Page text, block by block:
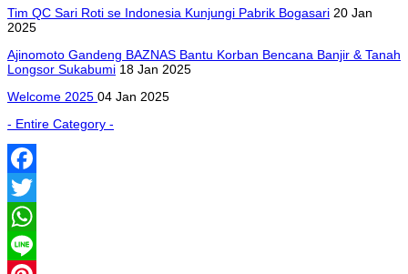
Tim QC Sari Roti se Indonesia Kunjungi Pabrik Bogasari 20 Jan
2025
Ajinomoto Gandeng BAZNAS Bantu Korban Bencana Banjir & Tanah
Longsor Sukabumi 18 Jan 2025
Welcome 2025 04 Jan 2025
- Entire Category -
Facebook
Twitter
WhatsApp